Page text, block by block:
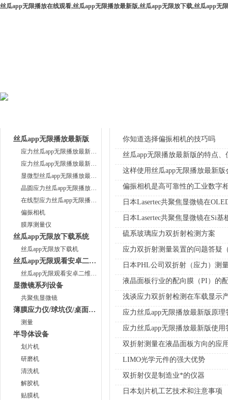
丝瓜app无限播放在线观看,丝瓜app无限播放最新版,丝瓜app无限放下载,丝瓜app无
丝瓜app无限播放最新版
应力丝瓜app无限播放最新版PA系列
应力丝瓜app无限播放最新版WPA系列
显微型丝瓜app无限播放最新版
晶圆应力丝瓜app无限播放最新版
在线型应力丝瓜app无限播放最新版
偏振相机
膜厚测量仪
丝瓜app无限放下载系统
丝瓜app无限放下载机
丝瓜app无限观看安卓二维码系统
丝瓜app无限观看安卓二维码仪
显微镜系列设备
共聚焦显微镜
薄膜应力仪/球坑仪/桌面级镀膜系统
测量
半导体设备
划片机
研磨机
清洗机
解胶机
贴膜机
你知道选择偏振相机的技巧吗
丝瓜app无限播放最新版的特点
这样使用丝瓜app无限播放最新
偏振相机是高可靠性的工业数字
日本Lasertec共聚焦显微镜在
日本Lasertec共聚焦显微镜在Si
硫系玻璃应力双折射检测方案
应力双折射测量装置的问题答疑
日本PHL公司双折射（应力）测
液晶面板行业的配向膜（PI）的
浅谈应力双折射检测在车载显示
应力丝瓜app无限播放最新版原理
应力丝瓜app无限播放最新版使用
双折射测量在液晶面板方向的应
LIMO光学元件的强大优势
双折射仪是制造业*的仪器
日本划片机工艺技术和注意事项